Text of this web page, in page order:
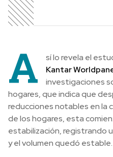
A sí lo revela el
Kantar
investigaciones
hogares, que indica que
reducciones notables en la
de los hogares, esta
estabilización, registrando
y el volumen quedó estable.